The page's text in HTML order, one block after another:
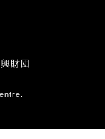
財団